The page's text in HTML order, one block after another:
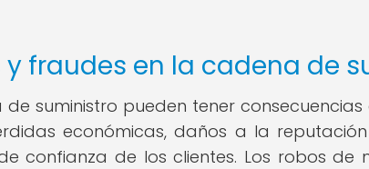
fraudes en la cadena de
suministro pueden tener
económicas, daños a la
confianza de los clientes. Los robos de